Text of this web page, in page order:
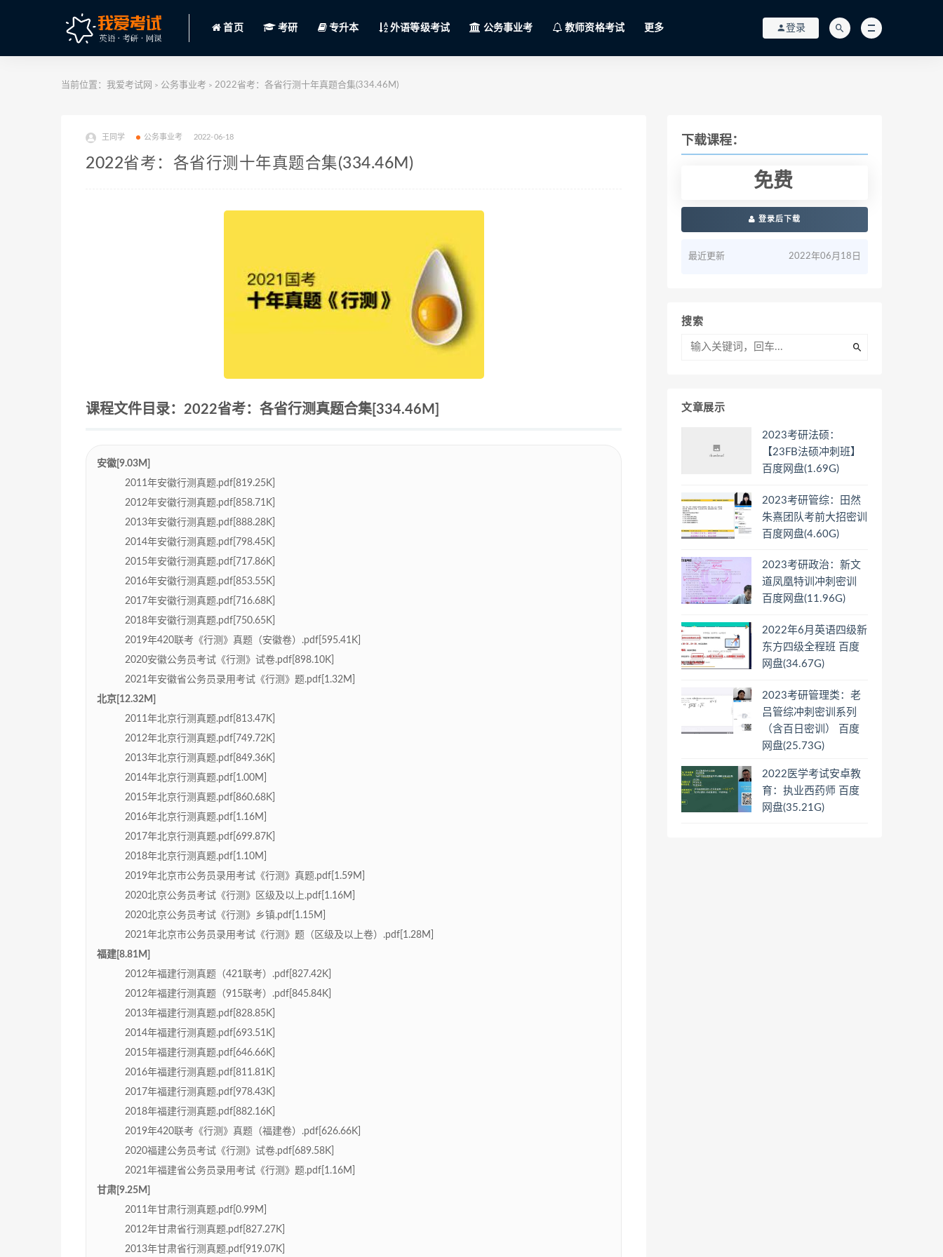
首页 考研 专升本 外语等级考试 公务事业考 教师资格考试 更多 登录
当前位置： 我爱考试网 > 公务事业考 > 2022省考：各省行测十年真题合集(334.46M)
王同学 公务事业考 2022-06-18
2022省考：各省行测十年真题合集(334.46M)
课程文件目录：2022省考：各省行测真题合集[334.46M]
安徽[9.03M]
2011年安徽行测真题.pdf[819.25K]
2012年安徽行测真题.pdf[858.71K]
2013年安徽行测真题.pdf[888.28K]
2014年安徽行测真题.pdf[798.45K]
2015年安徽行测真题.pdf[717.86K]
2016年安徽行测真题.pdf[853.55K]
2017年安徽行测真题.pdf[716.68K]
2018年安徽行测真题.pdf[750.65K]
2019年420联考《行测》真题（安徽卷）.pdf[595.41K]
2020安徽公务员考试《行测》试卷.pdf[898.10K]
2021年安徽省公务员录用考试《行测》题.pdf[1.32M]
北京[12.32M]
2011年北京行测真题.pdf[813.47K]
2012年北京行测真题.pdf[749.72K]
2013年北京行测真题.pdf[849.36K]
2014年北京行测真题.pdf[1.00M]
2015年北京行测真题.pdf[860.68K]
2016年北京行测真题.pdf[1.16M]
2017年北京行测真题.pdf[699.87K]
2018年北京行测真题.pdf[1.10M]
2019年北京市公务员录用考试《行测》真题.pdf[1.59M]
2020北京公务员考试《行测》区级及以上.pdf[1.16M]
2020北京公务员考试《行测》乡镇.pdf[1.15M]
2021年北京市公务员录用考试《行测》题（区级及以上卷）.pdf[1.28M]
福建[8.81M]
2012年福建行测真题（421联考）.pdf[827.42K]
2012年福建行测真题（915联考）.pdf[845.84K]
2013年福建行测真题.pdf[828.85K]
2014年福建行测真题.pdf[693.51K]
2015年福建行测真题.pdf[646.66K]
2016年福建行测真题.pdf[811.81K]
2017年福建行测真题.pdf[978.43K]
2018年福建行测真题.pdf[882.16K]
2019年420联考《行测》真题（福建卷）.pdf[626.66K]
2020福建公务员考试《行测》试卷.pdf[689.58K]
2021年福建省公务员录用考试《行测》题.pdf[1.16M]
甘肃[9.25M]
2011年甘肃行测真题.pdf[0.99M]
2012年甘肃省行测真题.pdf[827.27K]
2013年甘肃省行测真题.pdf[919.07K]
下载课程：
免费
登录后下载
最近更新 2022年06月18日
搜索
文章展示
2023考研法硕：
【23FB法硕冲刺班】
百度网盘(1.69G)
2023考研管综：田然
朱熹团队考前大招密训
百度网盘(4.60G)
2023考研政治：新文
道凤凰特训冲刺密训
百度网盘(11.96G)
2022年6月英语四级新
东方四级全程班 百度
网盘(34.67G)
2023考研管理类：老
吕管综冲刺密训系列
（含百日密训） 百度
网盘(25.73G)
2022医学考试安卓教
育：执业西药师 百度
网盘(35.21G)